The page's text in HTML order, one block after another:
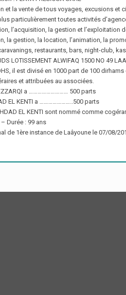
et la vente de tous voyages, excusions et
particulièrement toutes activités
l’acquisition, la gestion et l’exploitation
la gestion, la location, l’animation, la
restaurants, bars, night-club,
LOTISSEMENT ALWIFAQ 1500 NO 49
il est divisé en 1000 part de 100
et attribuées au associées.
a ……………………… 500 parts
EL KENTI a …………………..500 parts
EL KENTI sont nommé comme
– Durée : 99 ans
de 1ère instance de Laâyoune le 07/08/